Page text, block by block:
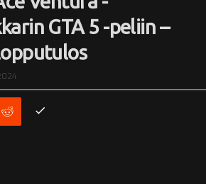
GTA 5 -peliin –